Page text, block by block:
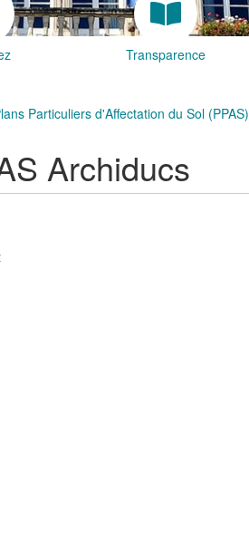
Transparence
Particuliers d'Affectation du Sol (PPAS)
Archiducs